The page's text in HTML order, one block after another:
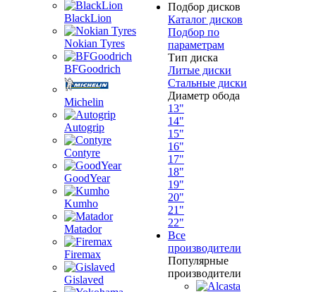
BlackLion
Nokian Tyres
BFGoodrich
Michelin
Autogrip
Contyre
GoodYear
Kumho
Matador
Firemax
Gislaved
Подбор дисков
Каталог дисков
Подбор по
параметрам
Тип диска
Литые диски
Стальные диски
Диаметр обода
13"
14"
15"
16"
17"
18"
19"
20"
21"
22"
Все
производители
Популярные
производители